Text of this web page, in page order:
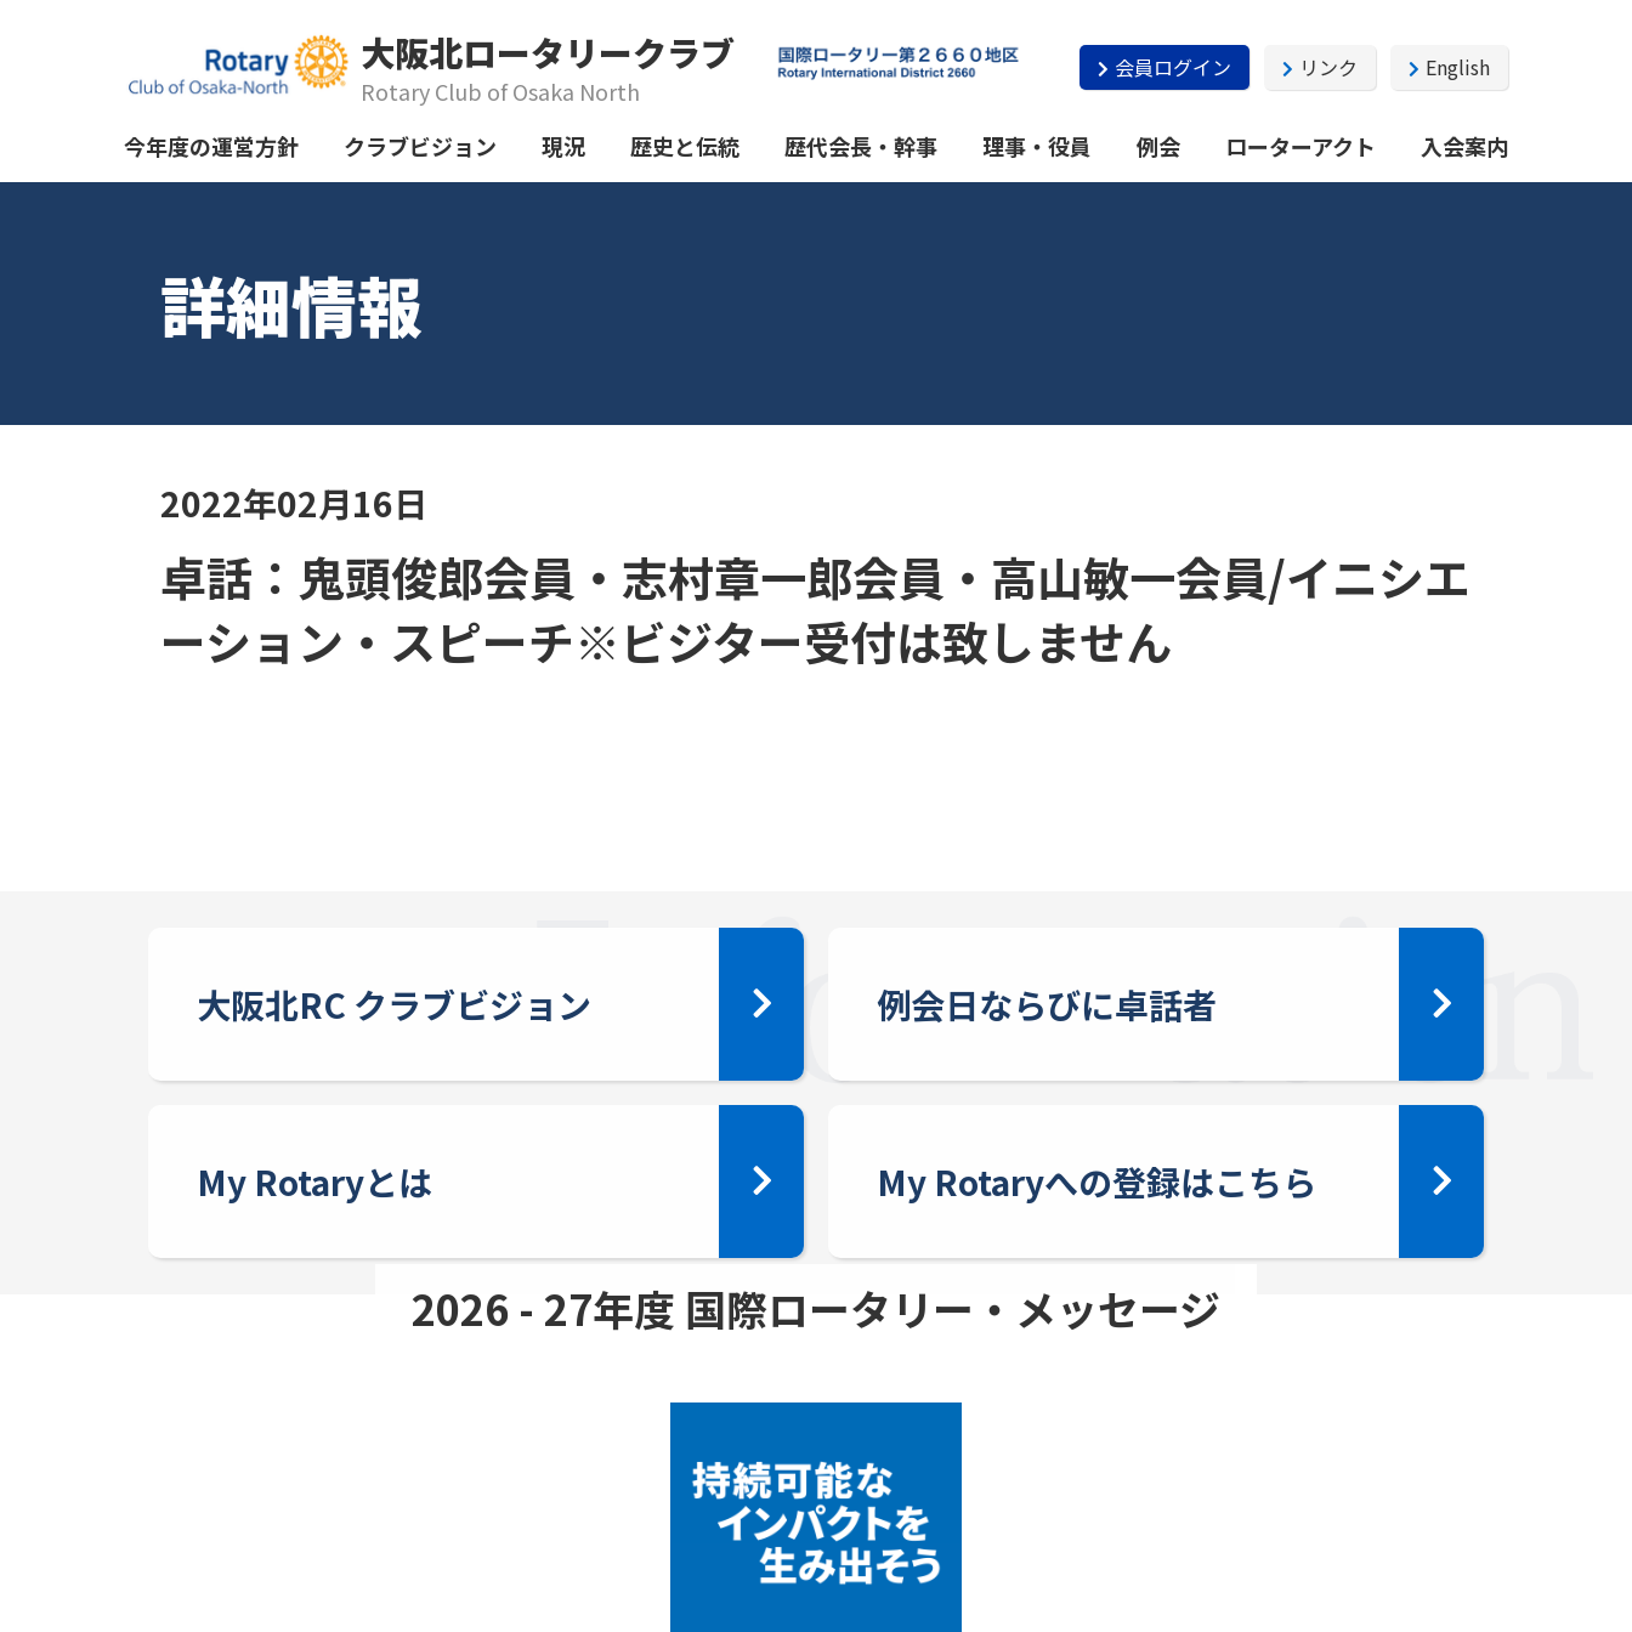
大阪北ロータリークラブ
Rotary Club of Osaka North
会員ログイン リンク English
今年度の運営方針 クラブビジョン 現況 歴史と伝統 歴代会長・幹事 理事・役員 例会 ローターアクト 入会案内
詳細情報
2022年02月16日
卓話：鬼頭俊郎会員・志村章一郎会員・高山敏一会員/イニシエ
ーション・スピーチ※ビジター受付は致しません
大阪北RC クラブビジョン 例会日ならびに卓話者
My Rotaryとは My Rotaryへの登録はこちら
2026 - 27年度 国際ロータリー・メッセージ